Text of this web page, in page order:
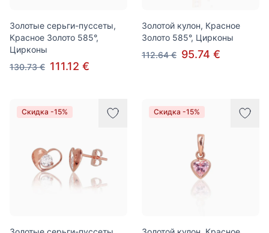
Золотые серьги-пуссеты,
Красное Золото 585°,
Цирконы
130.73 € 111.12 €
Золотой кулон, Красное
Золото 585°, Цирконы
112.64 € 95.74 €
Скидка -15% Скидка -15%